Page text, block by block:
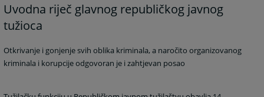
Uvodna riječ glavnog republičkog javnog
tužioca
Otkrivanje i gonjenje svih oblika kriminala, a naročito organizovanog
kriminala i korupcije odgovoran je i zahtjevan posao